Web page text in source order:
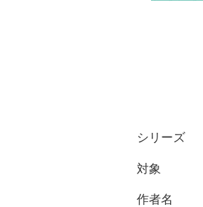
シリーズ
対象
作者名